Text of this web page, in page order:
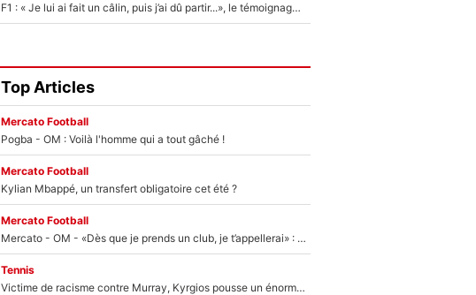
F1 : « Je lui ai fait un câlin, puis j’ai dû partir...», le témoignage émouvant de Max Verstappen sur sa fille
Top Articles
Mercato Football
Pogba - OM : Voilà l'homme qui a tout gâché !
Mercato Football
Kylian Mbappé, un transfert obligatoire cet été ?
Mercato Football
Mercato - OM - «Dès que je prends un club, je t’appellerai» : La promesse de Marcelino au moment de claquer la porte
Tennis
Victime de racisme contre Murray, Kyrgios pousse un énorme coup de gueule !